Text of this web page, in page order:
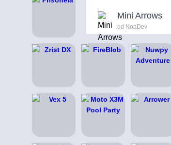
Mini Arrows
od NoaDev